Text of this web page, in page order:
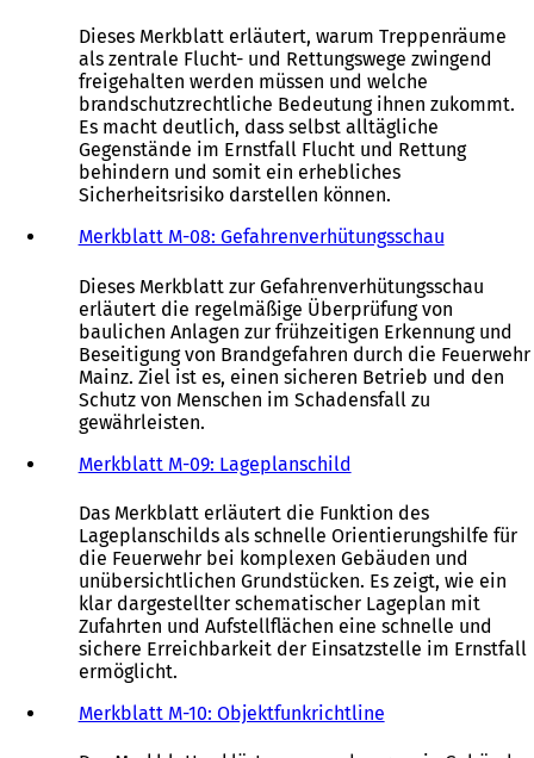
Dieses Merkblatt erläutert, warum Treppenräume
als zentrale Flucht- und Rettungswege zwingend
freigehalten werden müssen und welche
brandschutzrechtliche Bedeutung ihnen zukommt.
Es macht deutlich, dass selbst alltägliche
Gegenstände im Ernstfall Flucht und Rettung
behindern und somit ein erhebliches
Sicherheitsrisiko darstellen können.
Merkblatt M-08: Gefahrenverhütungsschau
Dieses Merkblatt zur Gefahrenverhütungsschau
erläutert die regelmäßige Überprüfung von
baulichen Anlagen zur frühzeitigen Erkennung und
Beseitigung von Brandgefahren durch die Feuerwehr
Mainz. Ziel ist es, einen sicheren Betrieb und den
Schutz von Menschen im Schadensfall zu
gewährleisten.
Merkblatt M-09: Lageplanschild
Das Merkblatt erläutert die Funktion des
Lageplanschilds als schnelle Orientierungshilfe für
die Feuerwehr bei komplexen Gebäuden und
unübersichtlichen Grundstücken. Es zeigt, wie ein
klar dargestellter schematischer Lageplan mit
Zufahrten und Aufstellflächen eine schnelle und
sichere Erreichbarkeit der Einsatzstelle im Ernstfall
ermöglicht.
Merkblatt M-10: Objektfunkrichtline